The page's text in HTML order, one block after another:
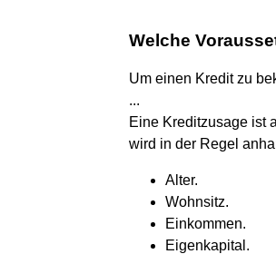
Welche
Um einen Kredit zu
...
Eine Kreditzusage ist
wird in der Regel
Alter.
Wohnsitz.
Einkommen.
Eigenkapital.